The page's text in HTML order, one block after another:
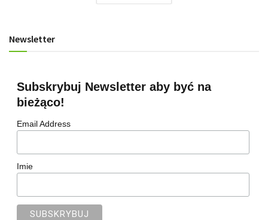
Newsletter
Subskrybuj Newsletter aby być na
bieżąco!
Email Address
Imie